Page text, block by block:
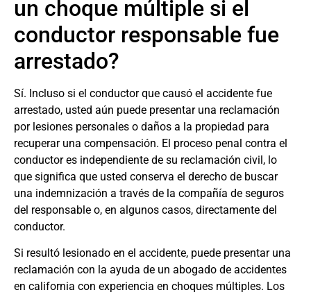
un choque múltiple si el
conductor responsable fue
arrestado?
Sí. Incluso si el conductor que causó el accidente fue
arrestado, usted aún puede presentar una reclamación
por lesiones personales o daños a la propiedad para
recuperar una compensación. El proceso penal contra el
conductor es independiente de su reclamación civil, lo
que significa que usted conserva el derecho de buscar
una indemnización a través de la compañía de seguros
del responsable o, en algunos casos, directamente del
conductor.
Si resultó lesionado en el accidente, puede presentar una
reclamación con la ayuda de un abogado de accidentes
en california con experiencia en choques múltiples. Los